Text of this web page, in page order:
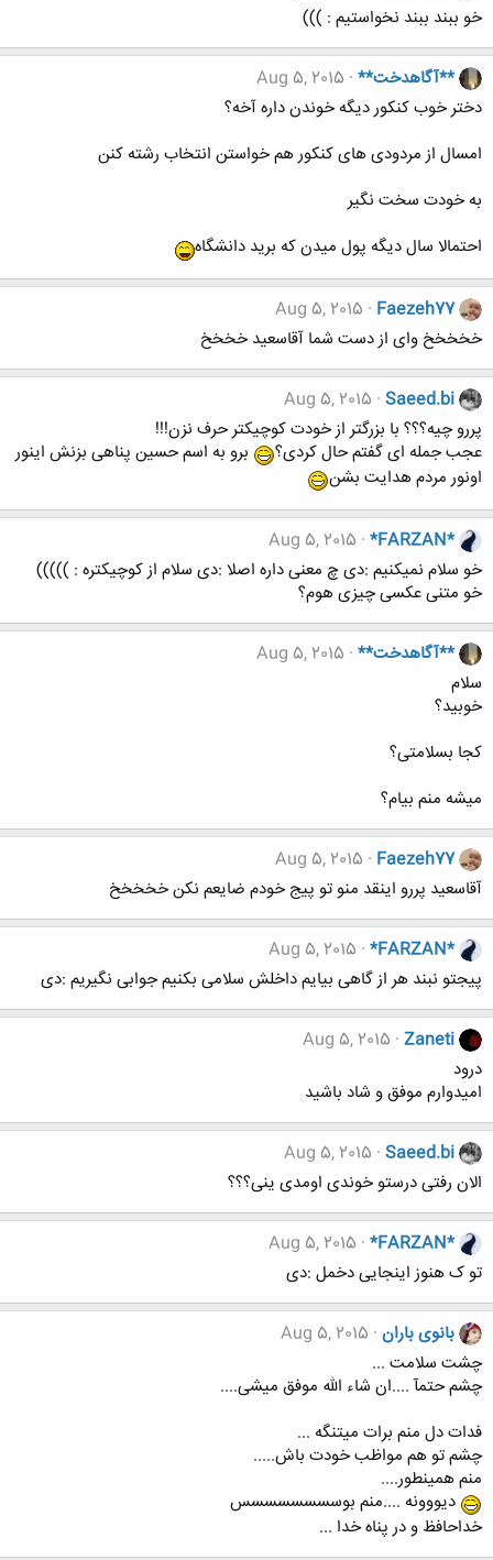
خو ببند ببند نخواستیم : )))
**آگاهدخت** Aug 5, 2015
دختر خوب کنکور دیگه خوندن داره آخه؟
امسال از مردودی های کنکور هم خواستن انتخاب رشته کنن
به خودت سخت نگیر
احتمالا سال دیگه پول میدن که برید دانشگاه
Faezeh77
Aug 5, 2015
خخخخخ وای از دست شما آقاسعید خخخخ
Saeed.bi
Aug 5, 2015
پررو چیه؟؟؟ با بزرگتر از خودت کوچیکتر حرف نزن!!!
عجب جمله ای گفتم حال کردی؟
برو به اسم حسین پناهی بزنش اینور
اونور مردم هدایت بشن
*FARZAN*
Aug 5, 2015
خو سلام نمیکنیم :دی چ معنی داره اصلا :دی سلام از کوچیکتره : )))))
خو متنی عکسی چیزی هوم؟
**آگاهدخت** Aug 5, 2015
سلام
خوبید؟
کجا بسلامتی؟
میشه منم بیام؟
Faezeh77
Aug 5, 2015
آقاسعید پررو اینقد منو تو پیج خودم ضایعم نکن خخخخخ
*FARZAN*
Aug 5, 2015
پیجتو نبند هر از گاهی بیایم داخلش سلامی بکنیم جوابی نگیریم :دی
Zaneti
Aug 5, 2015
درود
امیدوارم موفق و شاد باشید
Saeed.bi
Aug 5, 2015
الان رفتی درستو خوندی اومدی ینی؟؟؟
*FARZAN*
Aug 5, 2015
تو ک هنوز اینجایی دخمل :دی
بانوی باران Aug 5, 2015
چشت سلامت ...
چشم حتمآ ....ان شاء الله موفق میشی....
فدات دل منم برات میتنگه ...
چشم تو هم مواظب خودت باش.....
منم همینطور....
دیووونه ....منم بوسسسسسسسس
خداحافظ و در پناه خدا ...